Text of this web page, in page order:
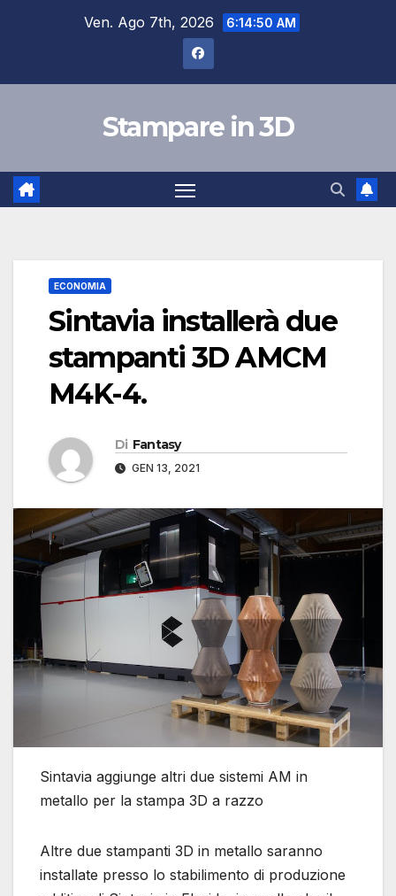
Ven. Ago 7th, 2026 6:14:51 AM
Stampare in 3D
ECONOMIA
Sintavia installerà due
stampanti 3D AMCM
M4K-4.
Di Fantasy
GEN 13, 2021
Sintavia aggiunge altri due sistemi AM in
metallo per la stampa 3D a razzo
Altre due stampanti 3D in metallo saranno
installate presso lo stabilimento di produzione